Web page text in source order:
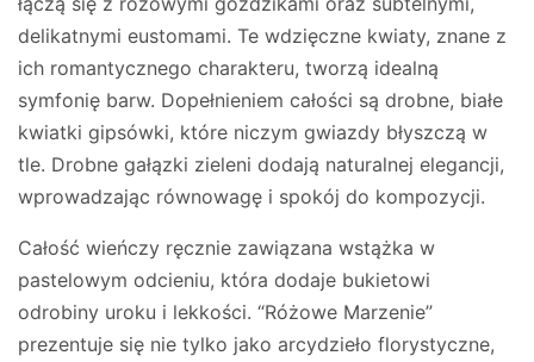
delikatnymi eustomami. Te wdzięczne kwiaty, znane z
ich romantycznego charakteru, tworzą idealną
symfonię barw. Dopełnieniem całości są drobne, białe
kwiatki gipsówki, które niczym gwiazdy błyszczą w
tle. Drobne gałązki zieleni dodają naturalnej elegancji,
wprowadzając równowagę i spokój do kompozycji.
Całość wieńczy ręcznie zawiązana wstążka w
pastelowym odcieniu, która dodaje bukietowi
odrobiny uroku i lekkości. “Różowe Marzenie”
prezentuje się nie tylko jako arcydzieło florystyczne,